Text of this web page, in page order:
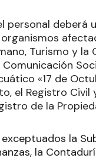
personal deberá
Turismo y la
«17 de
el Registro Civil
de la
la
la